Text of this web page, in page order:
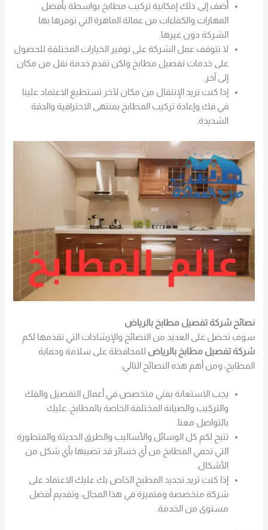
أضف إلى ذلك إمكانية تركيب مطابخ بواسطة بأفضل
المهارات والكفاءات من عمالة الماهرة التي توفرها بها
الشركة دون غيرها.
لا تتوقف عمل الشركة على توفير الخيارات المختلفة للحصول
على خدمات تفصيل مطابخ ولكن تقدم خدمة نقل من مكان
إلى آخر.
إذا كنت تريد الإنتقال من مكان لآخر تستطيع الاعتماد علينا
في فك وإعادة تركيب المطابخ بمنتهى الاحترافية والدقة
الشديدة.
نصائح شركة تفصيل مطابخ بالرياض
سوف تحصل على العديد من النصائح والإرشادات التي تقدمها لكم
شركة تفصيل مطابخ بالرياض للمحافظة على سلامة وحماية
المطابخ، ومن أهم هذه النصائح التالي:
يجب الاستعانة بفني متخصص في أعمال التفصيل والفك
والتركيب والصيانة المختلفة الخاصة بالمطابخ، عليك
بالتواصل معنا.
تتيح لكم كل الوسائل والأساليب والطرق الحديثة والمتطورة
التي تحمي المطابخ من أي خسائر قد تصيبها بأي شكل من
الأشكال.
إذا كنت تريد تجديد المطبخ الخاص بك عليك الاعتماد على
شركة متخصصة ومتميزة في هذا المجال، وتقديم أفضل
مستوى من الخدمة.